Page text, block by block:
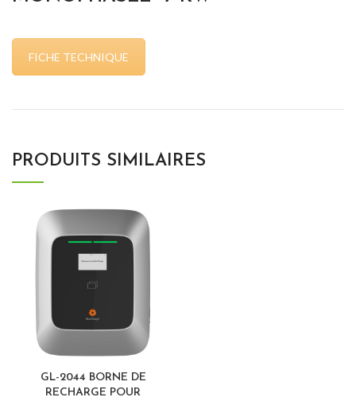
FICHE TECHNIQUE
PRODUITS SIMILAIRES
GL-2044 BORNE DE
RECHARGE POUR